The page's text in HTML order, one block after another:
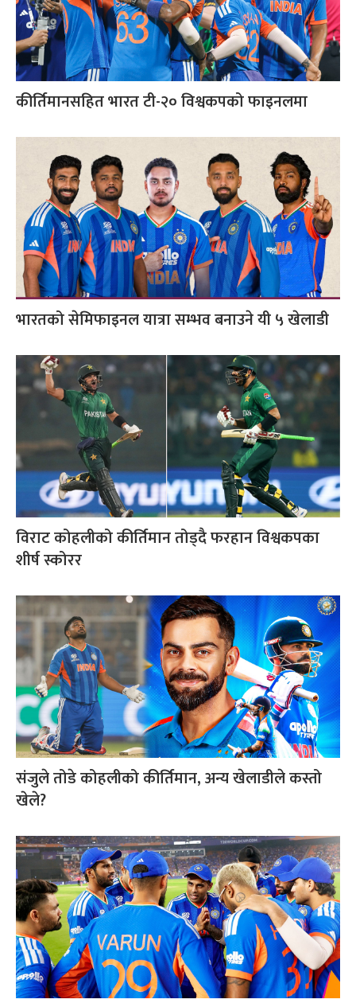
कीर्तिमानसहित भारत टी-२० विश्वकपको फाइनलमा
भारतको सेमिफाइनल यात्रा सम्भव बनाउने यी ५ खेलाडी
विराट कोहलीको कीर्तिमान तोड्दै फरहान विश्वकपका
शीर्ष स्कोरर
संजुले तोडे कोहलीको कीर्तिमान, अन्य खेलाडीले कस्तो
खेले?